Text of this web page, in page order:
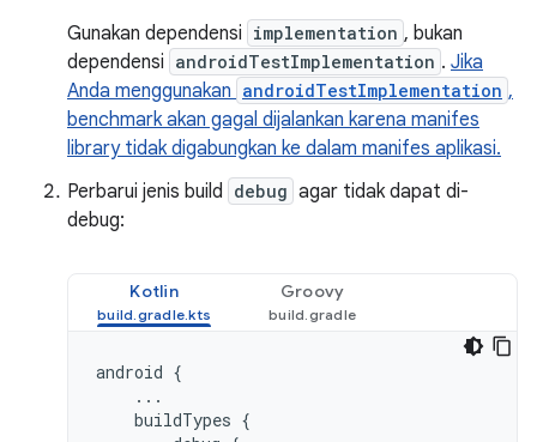
Gunakan dependensi implementation , bukan
dependensi androidTestImplementation . Jika
Anda menggunakan androidTestImplementation ,
benchmark akan gagal dijalankan karena manifes
library tidak digabungkan ke dalam manifes aplikasi.
Perbarui jenis build debug agar tidak dapat di-
debug:
Kotlin Groovy
android {
...
buildTypes {